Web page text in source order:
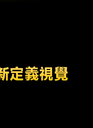
定義視覺